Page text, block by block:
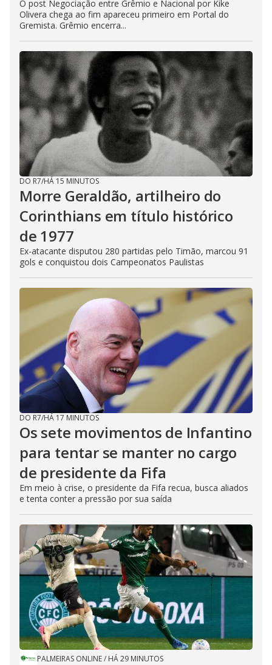
O post Negociação entre Grêmio e Nacional por Kike
Olivera chega ao fim apareceu primeiro em Portal do
Gremista. Grêmio encerra...
DO R7/HÁ 15 MINUTOS
Morre Geraldão, artilheiro do
Corinthians em título histórico
de 1977
Ex-atacante disputou 280 partidas pelo Timão, marcou 91
gols e conquistou dois Campeonatos Paulistas
DO R7/HÁ 17 MINUTOS
Os sete movimentos de Infantino
para tentar se manter no cargo
de presidente da Fifa
Em meio à crise, o presidente da Fifa recua, busca aliados
e tenta conter a pressão por sua saída
PALMEIRAS ONLINE/ HÁ 29 MINUTOS